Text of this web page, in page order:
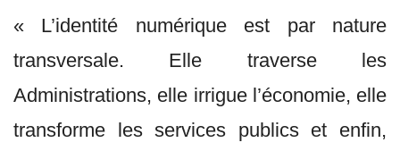
« L’identité numérique est par nature
transversale. Elle traverse les
Administrations, elle irrigue l’économie, elle
transforme les services publics et enfin,